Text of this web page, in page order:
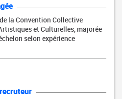
la Convention Collective
et Culturelles, majorée
selon expérience